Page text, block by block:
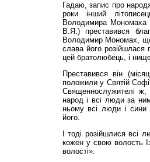
Гадаю, запис про
роки інший
Володимира
В.Я.) преставився
Володимир Мономах,
слава його
цей братолюбець, і
Преставився він
положили у Святій
Священнослужителі
народ і всі люди за
ньому всі люди і сини
його.
І тоді розійшлися
кожен у свою волость
волості».